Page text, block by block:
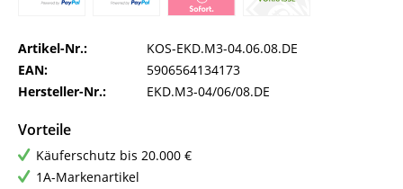
Artikel-Nr.:
KOS-EKD.M3-04.06.08.DE
EAN:
5906564134173
Hersteller-Nr.:
EKD.M3-04/06/08.DE
Vorteile
Käuferschutz bis 20.000 €
1A-Markenartikel